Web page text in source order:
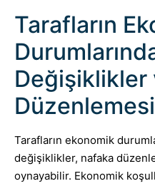
Tarafların
Değişiklikler
Düzenlemesi
Tarafların ekonomik
değişiklikler, nafaka
oynayabilir. Ekonomik